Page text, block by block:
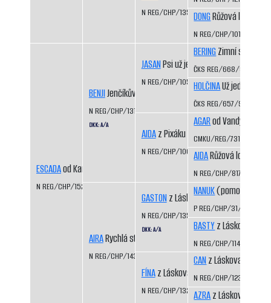
ESCADAod Kamenité říčky
N REG/CHP/1523/09/11
BENJIJenčíkův les
N REG/CHP/1310/03/05
DKK: A/A
AIRARychlá stopa
N REG/CHP/1435/07/09
N REG/CHP/1350/04/06
JASANPsi už jedou
N REG/CHP/1050/98/99
AIDAz Pixáku
N REG/CHP/1066/98/99
GASTONz Láskova
N REG/CHP/1354/04/06
DKK: A/A
FÍNAz Láskova
N REG/CHP/1325/03/05
DONGRůžová louka
N REG/CHP/1015/97/99
BERINGZimní sen CS
ČKS REG/668/92/94
HOLČINAUž jedou CS
ČKS REG/657/92/93
AGARod Vandy z Hájů
CMKU/REG/731/93/95
AIDARůžová louka
N REG/CHP/817/94/96
NANUK(pomocný
P REG/CHP/31/99/01
BASTYz Láskova
N REG/CHP/1141/99/01
CANz Láskova
N REG/CHP/1233/01/03
AZRAz Láskova